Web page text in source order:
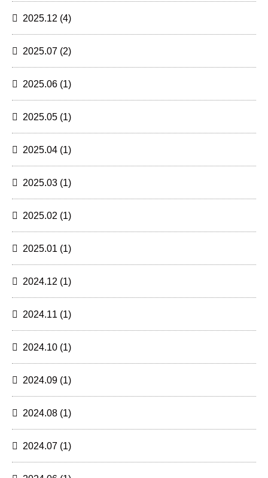
2025.12 (4)
2025.07 (2)
2025.06 (1)
2025.05 (1)
2025.04 (1)
2025.03 (1)
2025.02 (1)
2025.01 (1)
2024.12 (1)
2024.11 (1)
2024.10 (1)
2024.09 (1)
2024.08 (1)
2024.07 (1)